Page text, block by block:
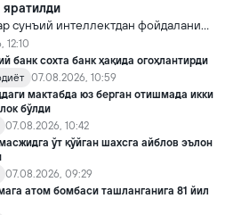
сунъий интеллектдан фойдаланиб
янги ютуқларга умид уйғотиш
мақсадда фойдаланиш борасидаги
12:10
банк сохта банк ҳақида огоҳлантирди
07.08.2026, 10:59
мактабда юз берган отишмада икки
бўлди
07.08.2026, 10:42
ўт қўйган шахсга айблов эълон
07.08.2026, 09:29
атом бомбаси ташланганига 81 йил